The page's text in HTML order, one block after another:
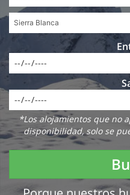
*Los alojamientos que no
disponibilidad, solo se